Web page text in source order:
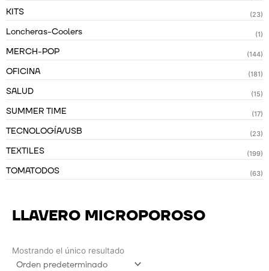
KITS (23)
Loncheras-Coolers (1)
MERCH-POP (144)
OFICINA (181)
SALUD (15)
SUMMER TIME (17)
TECNOLOGÍA/USB (23)
TEXTILES (199)
TOMATODOS (63)
LLAVERO MICROPOROSO
Mostrando el único resultado